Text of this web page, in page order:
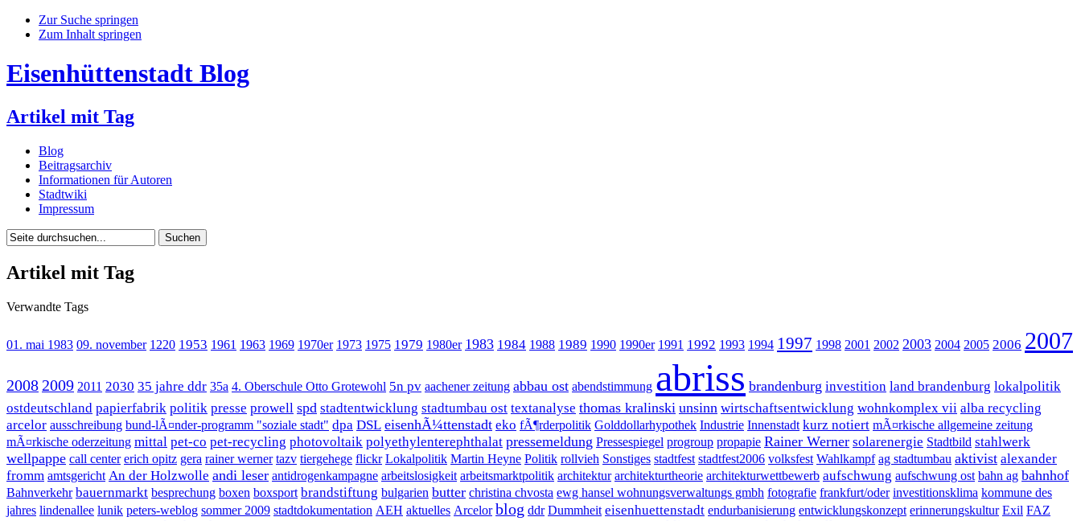
Zur Suche springen
Zum Inhalt springen
Eisenhüttenstadt Blog
Artikel mit Tag
Blog
Beitragsarchiv
Informationen für Autoren
Stadtwiki
Impressum
Artikel mit Tag
Verwandte Tags
01. mai 1983 09. november 1220 1953 1961 1963 1969 1970er 1973 1975 1979 1980er 1983 1984 1988 1989 1990 1990er 1991 1992 1993 1994 1997 1998 2001 2002 2003 2004 2005 2006 2007
2008 2009 2011 2030 35 jahre ddr 35a 4. Oberschule Otto Grotewohl 5n pv aachener zeitung abbau ost abendstimmung abriss brandenburg investition land brandenburg lokalpolitik
ostdeutschland papierfabrik politik presse prowell spd stadtentwicklung stadtumbau ost textanalyse thomas kralinski unsinn wirtschaftsentwicklung wohnkomplex vii alba recycling
arcelor ausschreibung bund-lÃ¤nder-programm "soziale stadt" dpa DSL eisenhÃ¼ttenstadt eko fÃ¶rderpolitik Golddollarhypothek Industrie Innenstadt kurz notiert mÃ¤rkische allgemeine zeitung
mÃ¤rkische oderzeitung mittal pet-co pet-recycling photovoltaik polyethylenterephthalat pressemeldung Pressespiegel progroup propapie Rainer Werner solarenergie Stadtbild stahlwerk
wellpappe call center erich opitz gera rainer werner tazv tiergehege flickr Lokalpolitik Martin Heyne Politik rollvieh Sonstiges stadtfest stadtfest2006 volksfest Wahlkampf ag stadtumbau aktivist alexander
fromm amtsgericht An der Holzwolle andi leser antidrogenkampagne arbeitslosigkeit arbeitsmarktpolitik architektur architekturtheorie architekturwettbewerb aufschwung aufschwung ost bahn ag bahnhof
Bahnverkehr bauernmarkt besprechung boxen boxsport brandstiftung bulgarien butter christina chvosta ewg hansel wohnungsverwaltungs gmbh fotografie frankfurt/oder investitionsklima kommune des
jahres lindenallee lunik peters-weblog sommer 2009 stadtdokumentation AEH aktuelles Arcelor blog ddr Dummheit eisenhuettenstadt endurbanisierung entwicklungskonzept erinnerungskultur Exil FAZ